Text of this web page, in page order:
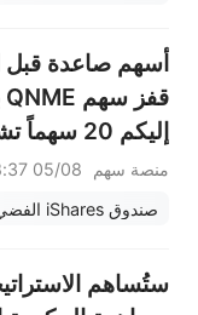
أسهم صاعدة قبل
إليكم 20
افتتاح السوق (4 أغسطس)
منصة سهم
05/08 08:37
صندوق iShares الفضي
ستُساهم